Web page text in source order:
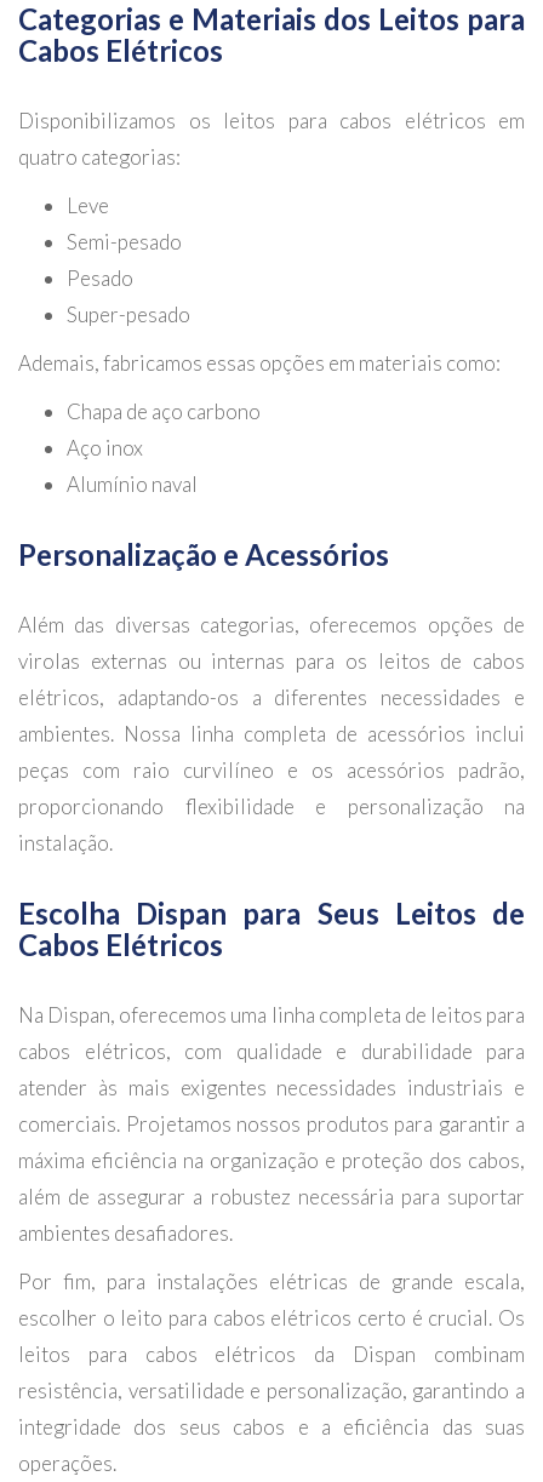
Categorias e Materiais dos Leitos para
Cabos Elétricos
Disponibilizamos os leitos para cabos elétricos em
quatro categorias:
Leve
Semi-pesado
Pesado
Super-pesado
Ademais, fabricamos essas opções em materiais como:
Chapa de aço carbono
Aço inox
Alumínio naval
Personalização e Acessórios
Além das diversas categorias, oferecemos opções de
virolas externas ou internas para os leitos de cabos
elétricos, adaptando-os a diferentes necessidades e
ambientes. Nossa linha completa de acessórios inclui
peças com raio curvilíneo e os acessórios padrão,
proporcionando flexibilidade e personalização na
instalação.
Escolha Dispan para Seus Leitos de
Cabos Elétricos
Na Dispan, oferecemos uma linha completa de leitos para
cabos elétricos, com qualidade e durabilidade para
atender às mais exigentes necessidades industriais e
comerciais. Projetamos nossos produtos para garantir a
máxima eficiência na organização e proteção dos cabos,
além de assegurar a robustez necessária para suportar
ambientes desafiadores.
Por fim, para instalações elétricas de grande escala,
escolher o leito para cabos elétricos certo é crucial. Os
leitos para cabos elétricos da Dispan combinam
resistência, versatilidade e personalização, garantindo a
integridade dos seus cabos e a eficiência das suas
operações.